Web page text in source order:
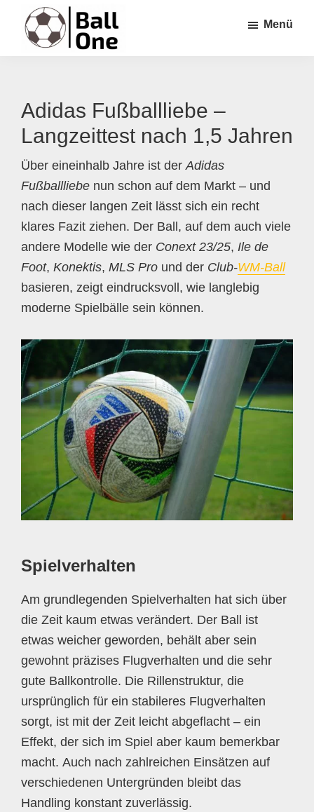
Inhalt
springen
Seitenspalte
springen
Fußzeile
springen
Menü
Adidas Fußballliebe –
Langzeittest nach 1,5 Jahren
Über eineinhalb Jahre ist derAdidas
Fußballliebe nun schon auf dem Markt – und
nach dieser langen Zeit lässt sich ein recht
klares Fazit ziehen. Der Ball, auf dem auch viele
andere Modelle wie der Conext 23/25, Ile de
Foot, Konektis, MLS Pro und der Club-WM-Ball
basieren, zeigt eindrucksvoll, wie langlebig
moderne Spielbälle sein können.
Spielverhalten
Am grundlegenden Spielverhalten hat sich über
die Zeit kaum etwas verändert. Der Ball ist
etwas weicher geworden, behält aber sein
gewohnt präzises Flugverhalten und die sehr
gute Ballkontrolle. Die Rillenstruktur, die
ursprünglich für ein stabileres Flugverhalten
sorgt, ist mit der Zeit leicht abgeflacht – ein
Effekt, der sich im Spiel aber kaum bemerkbar
macht. Auch nach zahlreichen Einsätzen auf
verschiedenen Untergründen bleibt das
Handling konstant zuverlässig.